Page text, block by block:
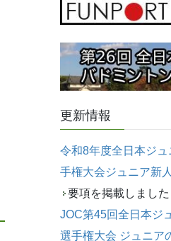
更新情報
令和8年度全日本ジ
手権大会ジュニア新
要項を掲載しました
JOC第45回全日本ジ
選手権大会 ジュニア